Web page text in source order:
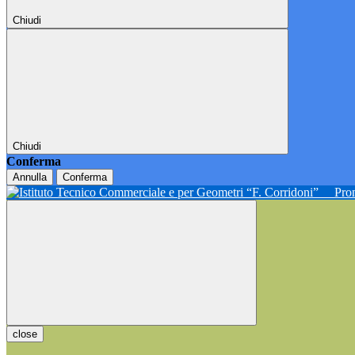
Chiudi
Chiudi
Conferma
Annulla Conferma
close